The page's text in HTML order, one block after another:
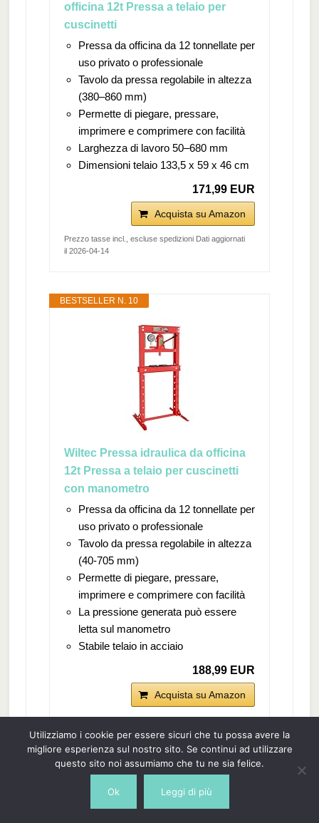
officina 12t Pressa a telaio per
cuscinetti
Pressa da officina da 12 tonnellate per
uso privato o professionale
Tavolo da pressa regolabile in altezza
(380–860 mm)
Permette di piegare, pressare,
imprimere e comprimere con facilità
Larghezza di lavoro 50–680 mm
Dimensioni telaio 133,5 x 59 x 46 cm
171,99 EUR
Acquista su Amazon
Prezzo tasse incl., escluse spedizioni Dati aggiornati
il 2026-04-14
BESTSELLER N. 10
Wiltec Pressa idraulica da officina
12t Pressa a telaio per cuscinetti
con manometro
Pressa da officina da 12 tonnellate per
uso privato o professionale
Tavolo da pressa regolabile in altezza
(40-705 mm)
Permette di piegare, pressare,
imprimere e comprimere con facilità
La pressione generata può essere
letta sul manometro
Stabile telaio in acciaio
188,99 EUR
Acquista su Amazon
il 2026-04-14
Immagini da Amazon Product Advertising API
Utilizziamo i cookie per essere sicuri che tu possa avere la
migliore esperienza sul nostro sito. Se continui ad utilizzare
questo sito noi assumiamo che tu ne sia felice.
Ok Leggi di più